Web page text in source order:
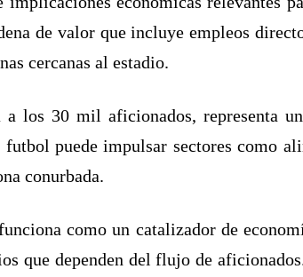
de valor que incluye empleos
cercanas al estadio.
los 30 mil aficionados, representa
puede impulsar sectores como
conurbada.
como un catalizador de
que dependen del flujo de